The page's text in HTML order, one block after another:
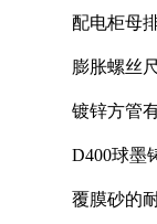
配电柜母
膨胀螺丝
镀锌方管
D400球墨
覆膜砂的